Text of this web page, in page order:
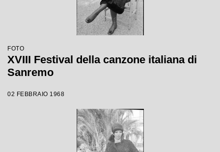
FOTO
XVIII Festival della canzone italiana di
Sanremo
02 FEBBRAIO 1968